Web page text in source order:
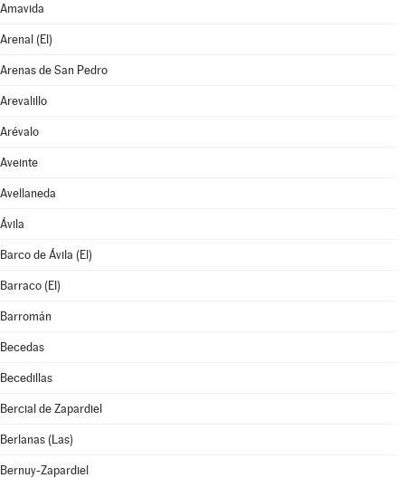
Amavida
Arenal (El)
Arenas de San Pedro
Arevalillo
Arévalo
Aveinte
Avellaneda
Ávila
Barco de Ávila (El)
Barraco (El)
Barromán
Becedas
Becedillas
Bercial de Zapardiel
Berlanas (Las)
Bernuy-Zapardiel